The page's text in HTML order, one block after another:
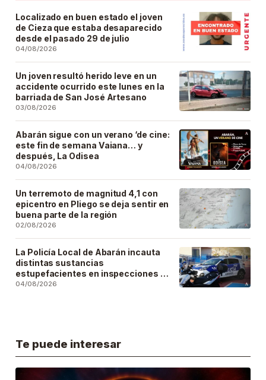
Localizado en buen estado el joven
de Cieza que estaba desaparecido
desde el pasado 29 de julio
04/08/2026
Un joven resultó herido leve en un
accidente ocurrido este lunes en la
barriada de San José Artesano
03/08/2026
Abarán sigue con un verano ‘de cine:
este fin de semana Vaiana… y
después, La Odisea
04/08/2026
Un terremoto de magnitud 4,1 con
epicentro en Pliego se deja sentir en
buena parte de la región
02/08/2026
La Policía Local de Abarán incauta
distintas sustancias
estupefacientes en inspecciones a
locales públicos del municipio
04/08/2026
Te puede interesar